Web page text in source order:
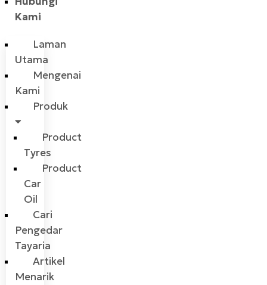
Kami
Laman
Utama
Mengenai
Kami
Produk
Product
Tyres
Product
Car
Oil
Cari
Pengedar
Tayaria
Artikel
Menarik